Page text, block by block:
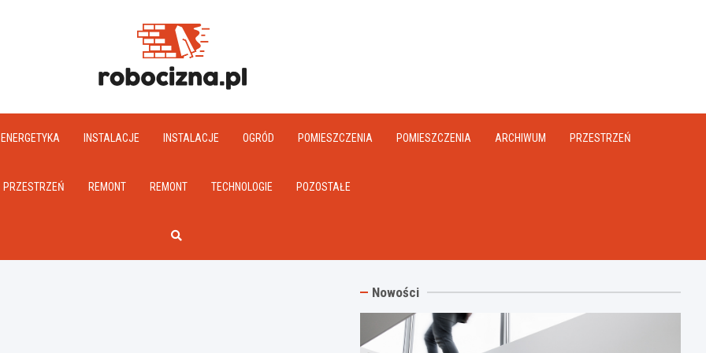
ENERGETYKA INSTALACJE INSTALACJE OGRÓD POMIESZCZENIA POMIESZCZENIA ARCHIWUM PRZESTRZEŃ
PRZESTRZEŃ REMONT REMONT TECHNOLOGIE POZOSTAŁE
Nowości